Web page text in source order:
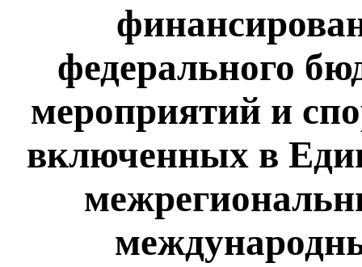
федерального
мероприятий и
включенных в